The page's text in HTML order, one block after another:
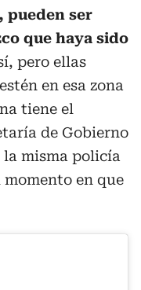
pueden ser
que haya sido
pero ellas
en esa zona
tiene el
de Gobierno
la misma policía
en que